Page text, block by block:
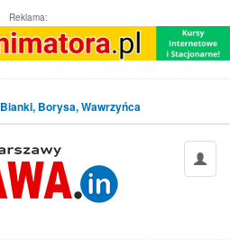
Reklama:
Bianki, Borysa, Wawrzyńca